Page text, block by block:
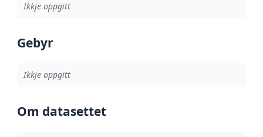
Ikkje oppgitt
Gebyr
Ikkje oppgitt
Om datasettet